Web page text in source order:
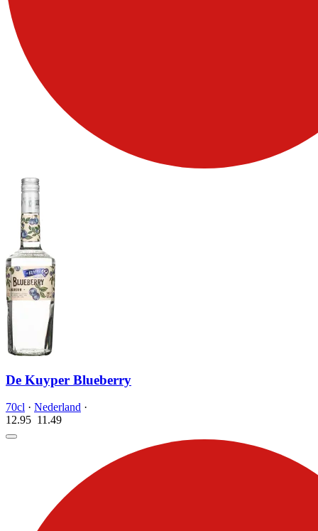
De Kuyper Blueberry
70cl · Nederland ·
12.95 11.49